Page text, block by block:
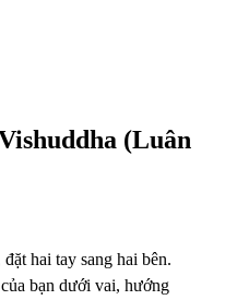
(Luân
hai tay sang hai bên.
bạn dưới vai, hướng